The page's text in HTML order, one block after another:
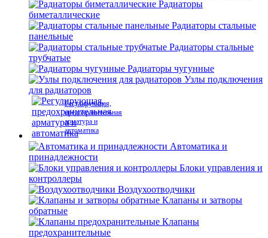
Радиаторы
биметаллические
Радиаторы стальные
панельные
Радиаторы стальные
трубчатые
Радиаторы чугунные
Узлы подключения
для радиаторов
Регулирующая,
предохранительная
арматура и
автоматика
Автоматика и
принадлежности
Блоки управления и
контроллеры
Воздухоотводчики
Клапаны и затворы
обратные
Клапаны
предохранительные